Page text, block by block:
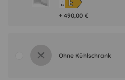
+ 490,00 €
↑G
Ohne Kühlschrank